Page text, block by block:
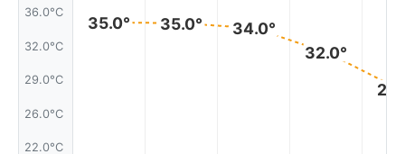
36.0°C
32.0°C
29.0°C
26.0°C
22.0°C
35.0° 35.0° 34.0°
32.0°